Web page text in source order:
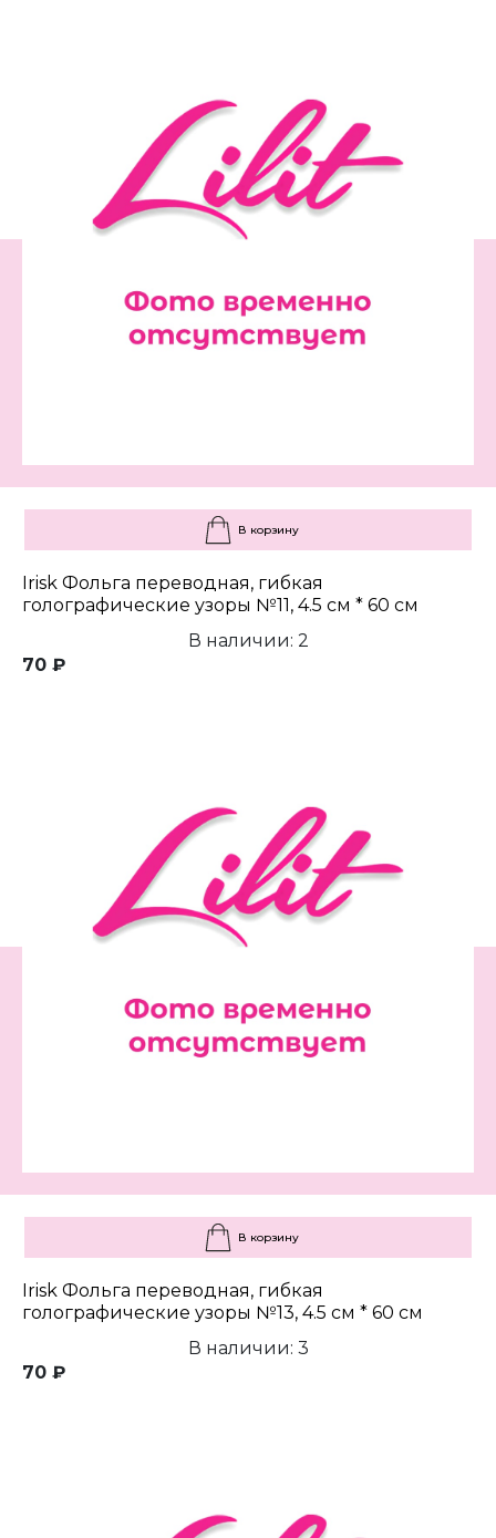
В корзину
Irisk Фольга переводная, гибкая
голографические узоры №11, 4.5 см * 60 см
В наличии: 2
70 ₽
В корзину
Irisk Фольга переводная, гибкая
голографические узоры №13, 4.5 см * 60 см
В наличии: 3
70 ₽